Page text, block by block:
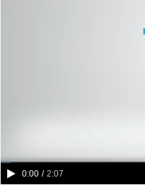
Current
0:00 / Duration
2:07